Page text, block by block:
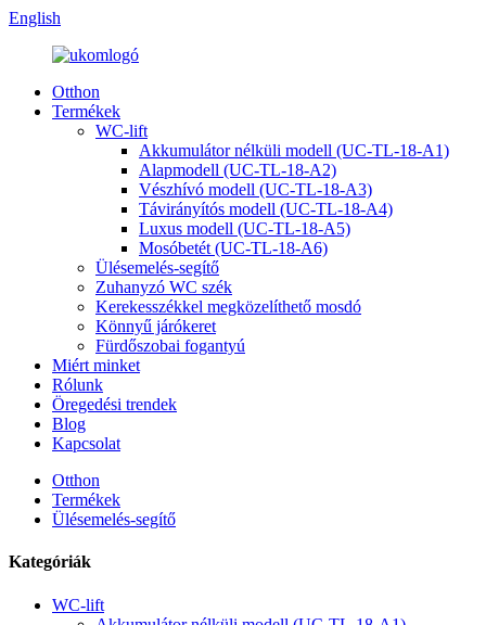
English
Otthon
Termékek
WC-lift
Akkumulátor nélküli modell (UC-TL-18-A1)
Alapmodell (UC-TL-18-A2)
Vészhívó modell (UC-TL-18-A3)
Távirányítós modell (UC-TL-18-A4)
Luxus modell (UC-TL-18-A5)
Mosóbetét (UC-TL-18-A6)
Ülésemelés-segítő
Zuhanyzó WC szék
Kerekesszékkel megközelíthető mosdó
Könnyű járókeret
Fürdőszobai fogantyú
Miért minket
Rólunk
Öregedési trendek
Blog
Kapcsolat
Otthon
Termékek
Ülésemelés-segítő
Kategóriák
WC-lift